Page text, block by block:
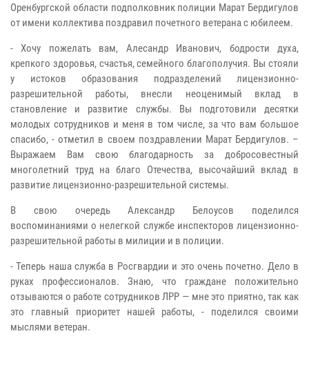
Оренбургской области подполковник полиции Марат Бердигулов
от имени коллектива поздравил почетного ветерана с юбилеем.
- Хочу пожелать вам, Алесандр Иванович, бодрости духа,
крепкого здоровья, счастья, семейного благополучия. Вы стояли
у истоков образования подразделений лицензионно-
разрешительной работы, внесли неоценимый вклад в
становление и развитие службы. Вы подготовили десятки
молодых сотрудников и меня в том числе, за что вам большое
спасибо, - отметил в своем поздравлении Марат Бердигулов. –
Выражаем Вам свою благодарность за добросовестный
многолетний труд на благо Отечества, высочайший вклад в
развитие лицензионно-разрешительной системы.
В свою очередь Александр Белоусов поделился
воспоминаниями о нелегкой службе инспекторов лицензионно-
разрешительной работы в милиции и в полиции.
- Теперь наша служба в Росгвардии и это очень почетно. Дело в
руках профессионалов. Знаю, что граждане положительно
отзываются о работе сотрудников ЛРР — мне это приятно, так как
это главный приоритет нашей работы, - поделился своими
мыслями ветеран.